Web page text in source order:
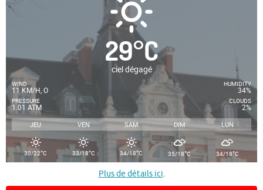
29°C
ciel dégagé
WIND
11 KM/H, O
PRESSURE
1.01 ATM
HUMIDITY
34%
CLOUDS
2%
JEU VEN SAM DIM LUN
30/22°C 33/18°C 34/18°C 35/18°C 34/18°C
Plus de détails ici.